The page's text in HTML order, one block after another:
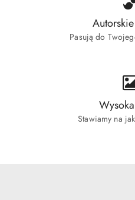
Pasują do
Stawiamy na